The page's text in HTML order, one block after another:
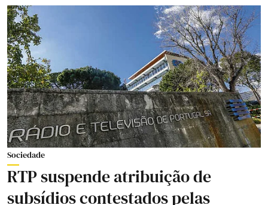
Sociedade
RTP suspende atribuição de
subsídios contestados pelas